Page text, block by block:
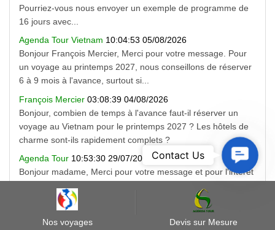
Pourriez-vous nous envoyer un exemple de programme de
16 jours avec...
Agenda Tour Vietnam 10:04:53 05/08/2026
Bonjour François Mercier, Merci pour votre message. Pour
un voyage au printemps 2027, nous conseillons de réserver
6 à 9 mois à l'avance, surtout si...
François Mercier 03:08:39 04/08/2026
Bonjour, combien de temps à l'avance faut-il réserver un
voyage au Vietnam pour le printemps 2027 ? Les hôtels de
charme sont-ils rapidement complets ?
Agenda Tour 10:53:30 29/07/2026
Bonjour madame, Merci pour votre message et pour l'intérêt
exclusivement des circuits privés sur mesure avec un...
Nos voyages Devis sur Mesure
Contact
Contact Us